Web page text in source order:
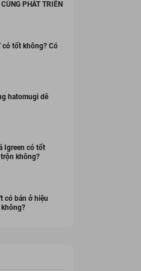
PHÁT TRIỂN
có tốt không? Có
hatomugi dễ
Igreen có tốt
không?
có bán ở hiệu